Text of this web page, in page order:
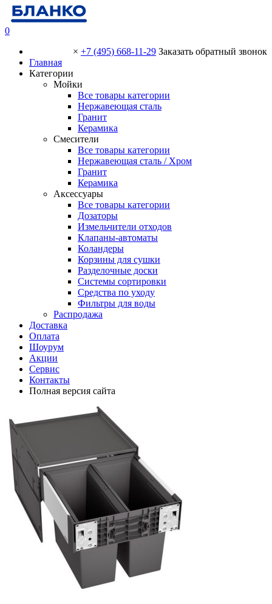
0
× +7 (495) 668-11-29 Заказать обратный звонок
Главная
Категории
Мойки
Все товары категории
Нержавеющая сталь
Гранит
Керамика
Смесители
Все товары категории
Нержавеющая сталь / Хром
Гранит
Керамика
Аксессуары
Все товары категории
Дозаторы
Измельчители отходов
Клапаны-автоматы
Коландеры
Корзины для сушки
Разделочные доски
Системы сортировки
Средства по уходу
Фильтры для воды
Распродажа
Доставка
Оплата
Шоурум
Акции
Сервис
Контакты
Полная версия сайта